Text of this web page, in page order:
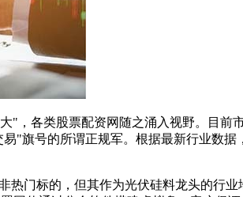
"，各类股票配资网随之涌入视野。目前
"旗号的所谓正规军。根据最新行业数
热门标的，但其作为光伏硅料龙头的行